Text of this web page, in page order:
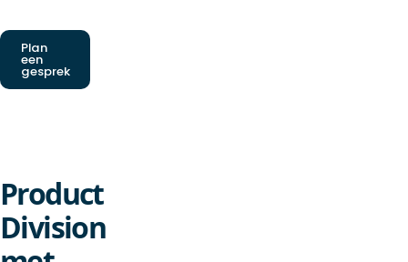
Plan
een
gesprek
Product
Division